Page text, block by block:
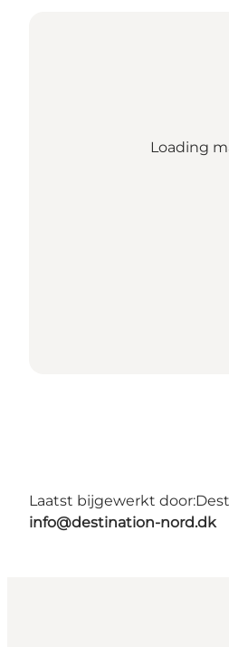
Loading
Laatst bijgewerkt door:
info@destination-nord.dk